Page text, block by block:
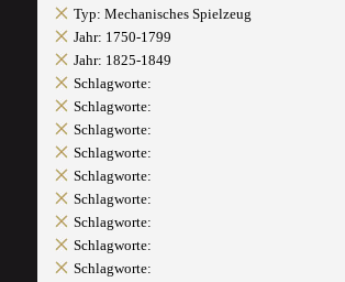
Typ: Mechanisches Spielzeug
Jahr: 1750-1799
Jahr: 1825-1849
Schlagworte:
Schlagworte:
Schlagworte:
Schlagworte:
Schlagworte:
Schlagworte:
Schlagworte:
Schlagworte:
Schlagworte: